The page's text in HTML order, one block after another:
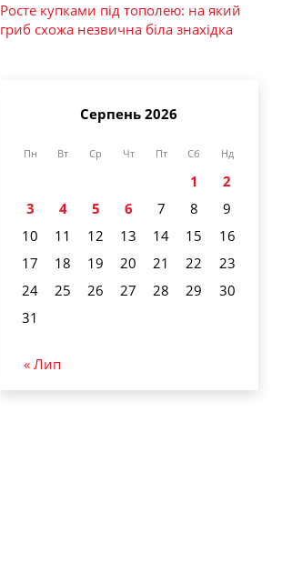
Росте купками під тополею: на який
гриб схожа незвична біла знахідка
Серпень 2026
Пн Вт Ср Чт Пт Сб Нд
1
2
3
4 5 6 7 8
9
10
11 12 13 14 15
16
17
18 19 20 21 22
23
24
25 26 27 28 29
30
31
« Лип